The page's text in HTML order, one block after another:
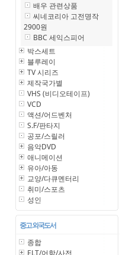
배우 관련상품
씨네코리아 고전명작
2900원
BBC 세익스피어
박스세트
블루레이
TV 시리즈
제작국가별
VHS (비디오테이프)
VCD
액션/어드벤처
S.F/판타지
공포/스릴러
음악DVD
애니메이션
유아/아동
교양/다큐멘터리
취미/스포츠
성인
중고 외국도서
종합
ELT/어학/사전